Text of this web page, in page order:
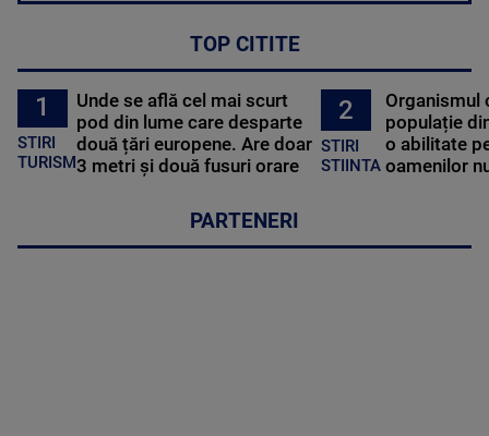
TOP CITITE
1
STIRI
TURISM
Unde se află cel mai scurt
pod din lume care desparte
două țări europene. Are doar
3 metri și două fusuri orare
2
STIRI
STIINTA
Organismul
populație
o abilitate
oamenilor
PARTENERI